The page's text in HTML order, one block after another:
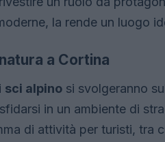
la rende un luogo
a Cortina
sci alpino si svolgeranno
in un ambiente di
di attività per turisti, tra